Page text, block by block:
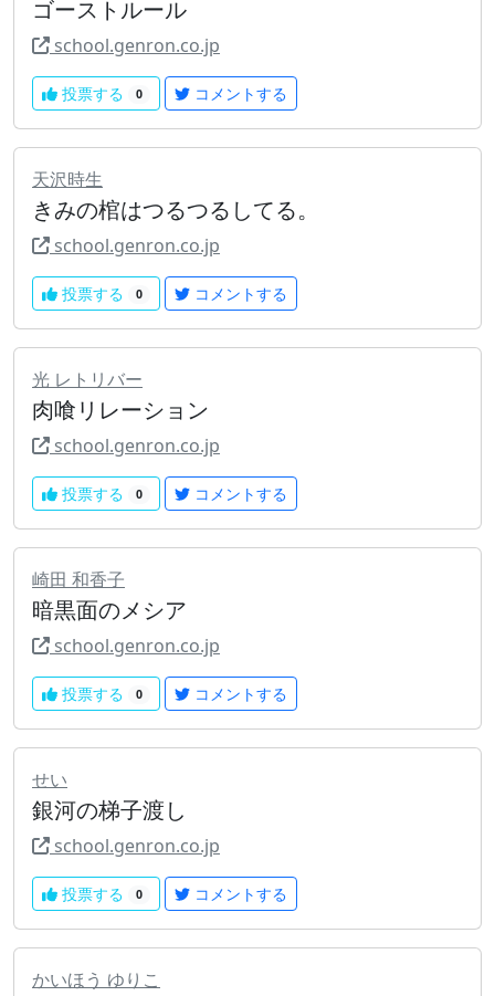
ゴーストルール
school.genron.co.jp
投票する 0 コメントする
天沢時生
きみの棺はつるつるしてる。
school.genron.co.jp
投票する 0 コメントする
光 レトリバー
肉喰リレーション
school.genron.co.jp
投票する 0 コメントする
崎田 和香子
暗黒面のメシア
school.genron.co.jp
投票する 0 コメントする
せい
銀河の梯子渡し
school.genron.co.jp
投票する 0 コメントする
かいほう ゆりこ